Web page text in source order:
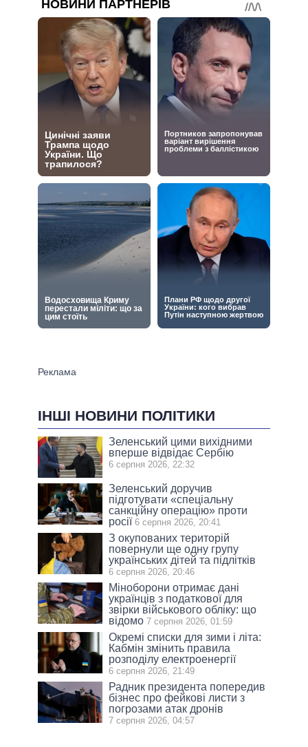
ІНШІ НОВИНИ ПОЛІТИКИ
Зеленський цими вихідними
вперше відвідає Сербію
6 серпня 2026, 22:32
Зеленський доручив
підготувати «спеціальну
санкційну операцію» проти
росії 6 серпня 2026, 20:41
З окупованих територій
повернули ще одну групу
українських дітей та підлітків
6 серпня 2026, 20:46
Міноборони отримає дані
українців з податкової для
звірки військового обліку: що
відомо 7 серпня 2026, 01:59
Окремі списки для зими і літа:
Кабмін змінить правила
розподілу електроенергії
6 серпня 2026, 21:49
Радник президента попередив
бізнес про фейкові листи з
погрозами атак дронів
7 серпня 2026, 04:57